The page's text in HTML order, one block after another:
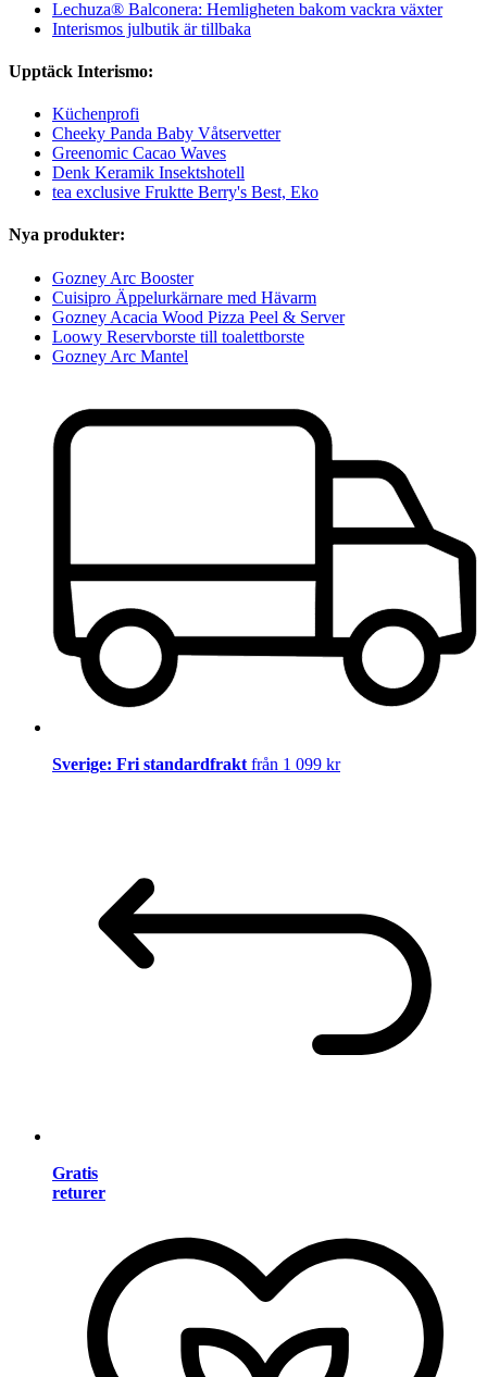
Lechuza® Balconera: Hemligheten bakom vackra växter
Interismos julbutik är tillbaka
Upptäck Interismo:
Küchenprofi
Cheeky Panda Baby Våtservetter
Greenomic Cacao Waves
Denk Keramik Insektshotell
tea exclusive Fruktte Berry's Best, Eko
Nya produkter:
Gozney Arc Booster
Cuisipro Äppelurkärnare med Hävarm
Gozney Acacia Wood Pizza Peel & Server
Loowy Reservborste till toalettborste
Gozney Arc Mantel
Sverige: Fri standardfrakt från 1 099 kr
Gratis
returer